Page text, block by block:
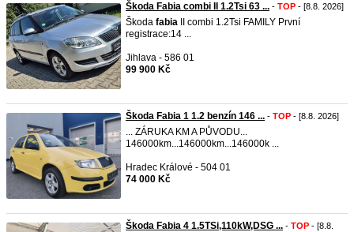
Škoda Fabia combi II 1.2Tsi 63 ... - TOP - [8.8. 2026]
Škoda fabia II combi 1.2Tsi FAMILY První
registrace:14 ...
Jihlava - 586 01
99 900 Kč
Škoda Fabia 1 1.2 benzín 146 ... - TOP - [8.8. 2026]
... ZÁRUKA KM A PŮVODU...
146000km...146000km...146000k ...
Hradec Králové - 504 01
74 000 Kč
Škoda Fabia 4 1.5TSi,110kW,DSG ... - TOP - [8.8.